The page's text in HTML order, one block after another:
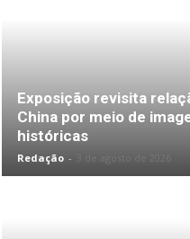
Exposição revisita
China por meio de
históricas
Redação -